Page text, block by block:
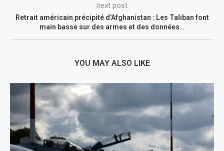
next post
Retrait américain précipité d’Afghanistan : Les Taliban font
main basse sur des armes et des données…
YOU MAY ALSO LIKE